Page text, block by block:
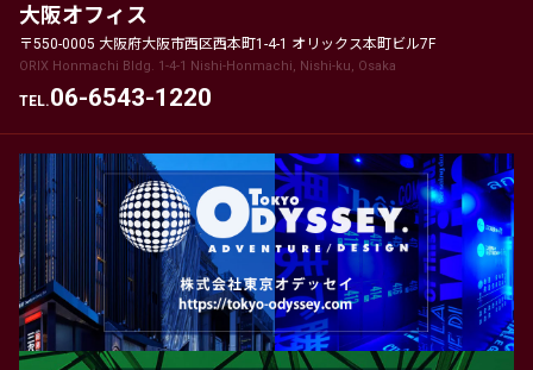
大阪オフィス
〒550-0005 大阪府大阪市西区西本町1-4-1 オリックス本町ビル7F
ORIX Honmachi Bldg. 1-4-1 Nishi-Honmachi, Nishi-ku, Osaka
TEL.06-6543-1220